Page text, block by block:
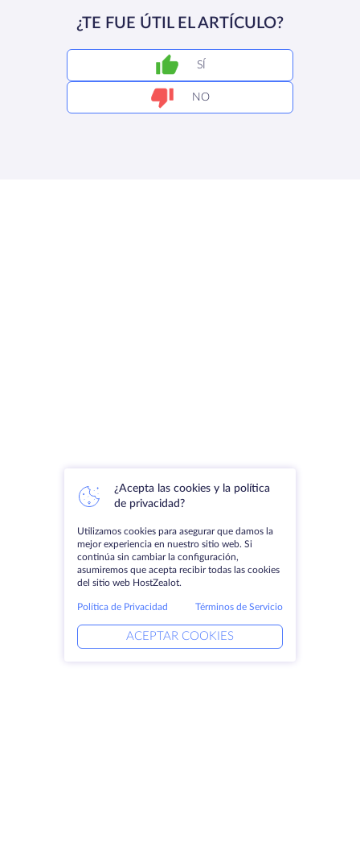
¿TE FUE ÚTIL EL ARTÍCULO?
SÍ
NO
¿Acepta las cookies y la política
de privacidad?
Utilizamos cookies para asegurar que damos la
mejor experiencia en nuestro sitio web. Si
continúa sin cambiar la configuración,
asumiremos que acepta recibir todas las cookies
del sitio web HostZealot.
Política de Privacidad Términos de Servicio
ACEPTAR COOKIES